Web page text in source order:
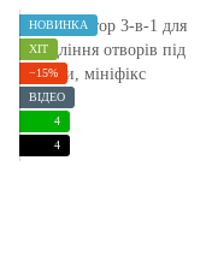
НОВИНКА
ХІТ
−15%
ВІДЕО
4
4